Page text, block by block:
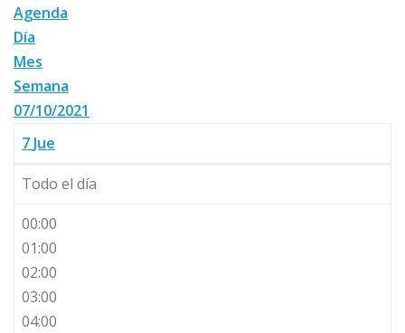
Agenda
Día
Mes
Semana
07/10/2021
7Jue
Todo el día
00:00
01:00
02:00
03:00
04:00